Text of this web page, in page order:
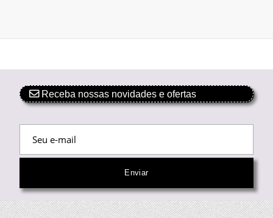
Receba nossas novidades e ofertas